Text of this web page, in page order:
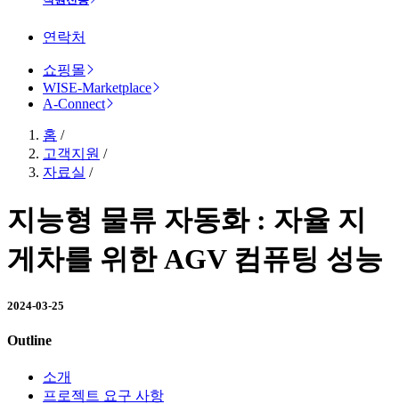
연락처
쇼핑몰
WISE-Marketplace
A-Connect
홈 /
고객지원 /
자료실 /
지능형 물류 자동화 : 자율 지
게차를 위한 AGV 컴퓨팅 성능
2024-03-25
Outline
소개
프로젝트 요구 사항